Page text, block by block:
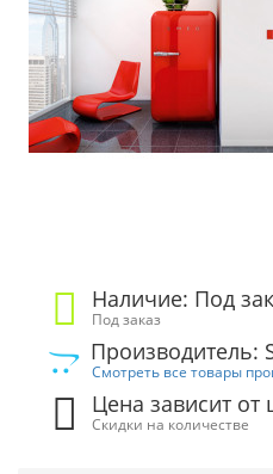
Наличие: Под
Под заказ
Производитель:
Смотреть все товары
Цена зависит от
Скидки на количестве